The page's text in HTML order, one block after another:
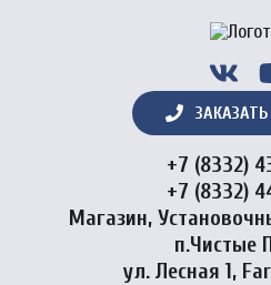
+7 (8332)
+7 (8332)
Магазин,
п.Чистые
ул. Лесная 1,